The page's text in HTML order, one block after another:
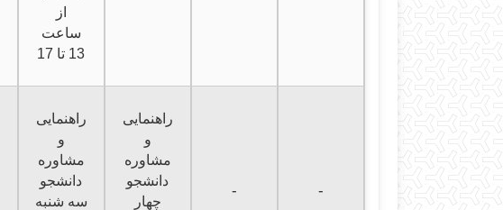
از
ساعت
13 تا 17
راهنمایی
و
مشاوره
دانشجو
سه شنبه
راهنمایی
و
مشاوره
دانشجو
چهار
- -